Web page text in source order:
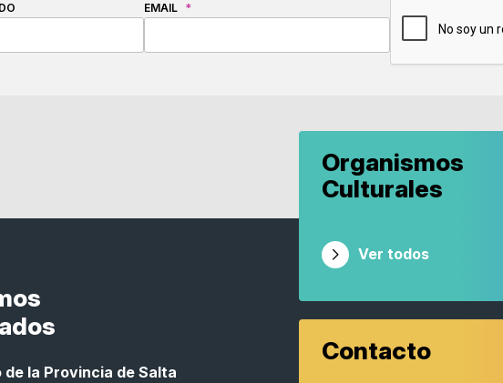
EMAIL *
de la Provincia de Salta
Organismos
Culturales
Ver todos
Contacto